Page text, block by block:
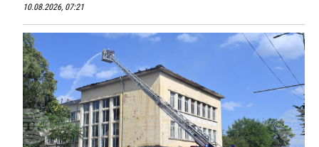
10.08.2026, 07:21